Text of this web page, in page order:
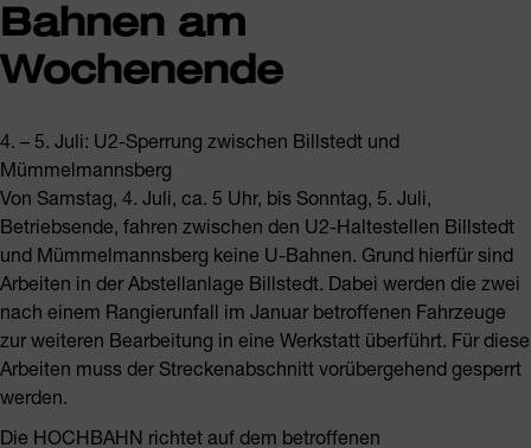
Bahnen am
Wochenende
4. – 5. Juli: U2-Sperrung zwischen Billstedt und
Mümmelmannsberg
Von Samstag, 4. Juli, ca. 5 Uhr, bis Sonntag, 5. Juli,
Betriebsende, fahren zwischen den U2-Haltestellen Billstedt
und Mümmelmannsberg keine U-Bahnen. Grund hierfür sind
Arbeiten in der Abstellanlage Billstedt. Dabei werden die zwei
nach einem Rangierunfall im Januar betroffenen Fahrzeuge
zur weiteren Bearbeitung in eine Werkstatt überführt. Für diese
Arbeiten muss der Streckenabschnitt vorübergehend gesperrt
werden.
Die HOCHBAHN richtet auf dem betroffenen